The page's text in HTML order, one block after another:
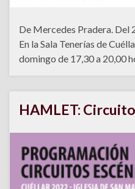
De Mercedes Pradera. Del
En la Sala Tenerías de
domingo de 17,30 a 20,00
HAMLET: